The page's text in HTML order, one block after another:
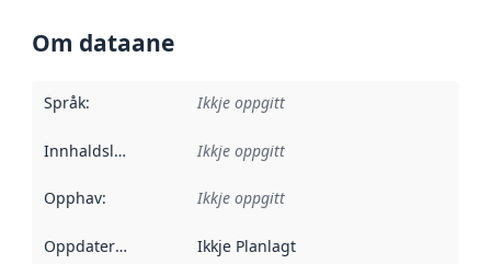
Om dataane
Språk: Ikkje oppgitt
Innhaldsleverandørar :
Ikkje oppgitt
Opphav: Ikkje oppgitt
Oppdateringsfrekvens :
Ikkje Planlagt